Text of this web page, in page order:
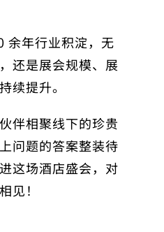
余年行业积淀，无
还是展会规模、展
续提升。
伴相聚线下的珍贵
问题的答案整装待
这场酒店盛会，对
见！